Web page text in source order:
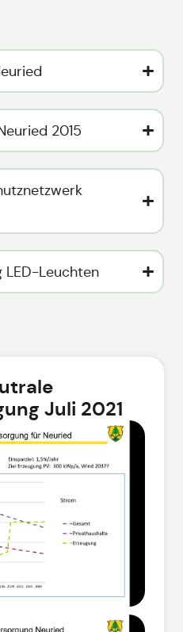
2015
LED-Leuchten
Juli 2021